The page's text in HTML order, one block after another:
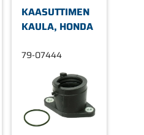
KAASUTTIMEN
KAULA, HONDA
79-07444